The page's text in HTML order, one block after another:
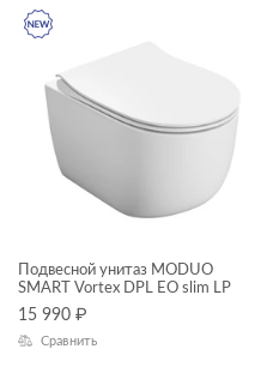
КАТЕГОРИЯ
мебель для ванной
раковины и пьедесталы
смесители
ТИП ПРОДУКТА
Подвесной унитаз MODUO
SMART Vortex DPL EO slim LP
15 990 ₽
Сравнить